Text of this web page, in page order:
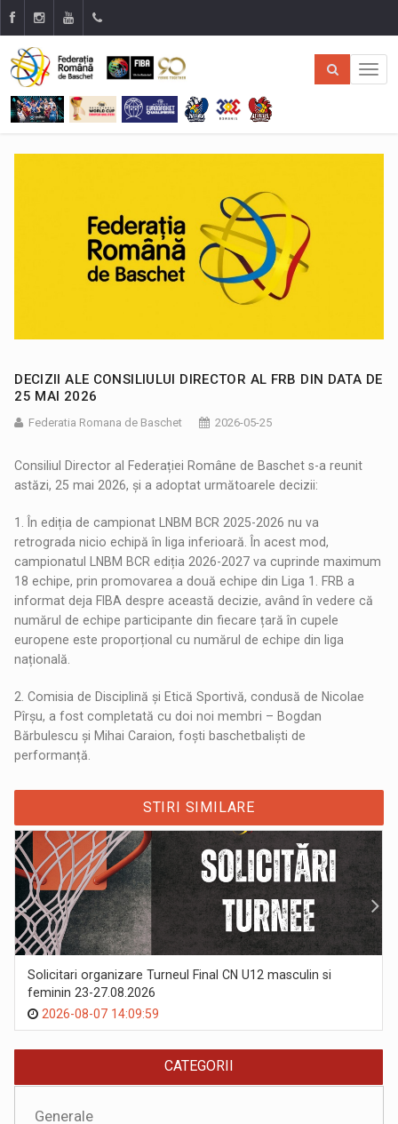
DECIZII ALE CONSILIULUI DIRECTOR AL FRB DIN DATA DE
25 MAI 2026
Federatia Romana de Baschet 2026-05-25
Consiliul Director al Federației Române de Baschet s-a reunit
astăzi, 25 mai 2026, și a adoptat următoarele decizii:
1. În ediția de campionat LNBM BCR 2025-2026 nu va
retrograda nicio echipă în liga inferioară. În acest mod,
campionatul LNBM BCR ediția 2026-2027 va cuprinde maximum
18 echipe, prin promovarea a două echipe din Liga 1. FRB a
informat deja FIBA despre această decizie, având în vedere că
numărul de echipe participante din fiecare țară în cupele
europene este proporțional cu numărul de echipe din liga
națională.
2. Comisia de Disciplină și Etică Sportivă, condusă de Nicolae
Pîrșu, a fost completată cu doi noi membri – Bogdan
Bărbulescu și Mihai Caraion, foști baschetbaliști de
performanță.
STIRI SIMILARE
Solicitari organizare Turneul Final CN U12 masculin si
feminin 23-27.08.2026
2026-08-07 14:09:59
CATEGORII
Generale